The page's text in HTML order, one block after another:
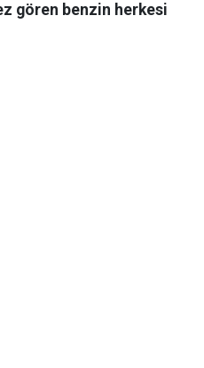
gören benzin herkesi